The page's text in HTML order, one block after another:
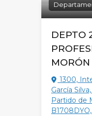
DEPTO
MORÓN
1300,
García
Partido de